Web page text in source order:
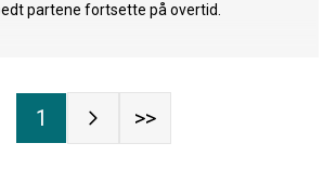
partene fortsette på overtid.
1 >>